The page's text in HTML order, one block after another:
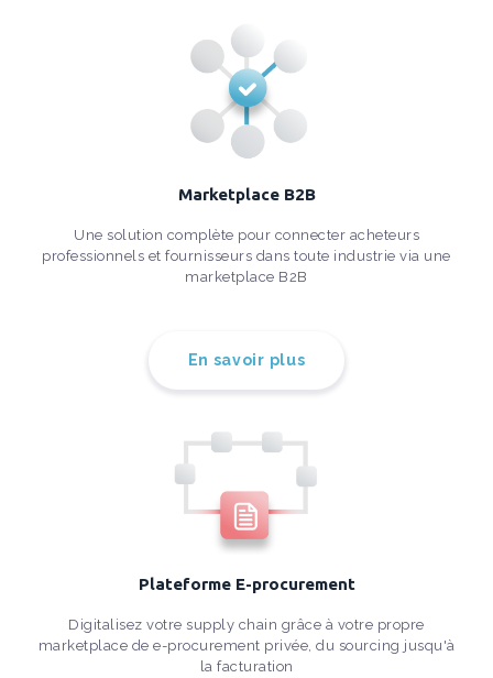
Marketplace B2B
Une solution complète pour connecter acheteurs
professionnels et fournisseurs dans toute industrie via une
marketplace B2B
En savoir plus
Plateforme E-procurement
Digitalisez votre supply chain grâce à votre propre
marketplace de e-procurement privée, du sourcing jusqu'à
la facturation